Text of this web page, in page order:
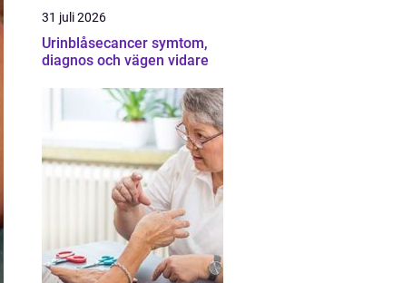
31 juli 2026
Urinblåsecancer symtom,
diagnos och vägen vidare